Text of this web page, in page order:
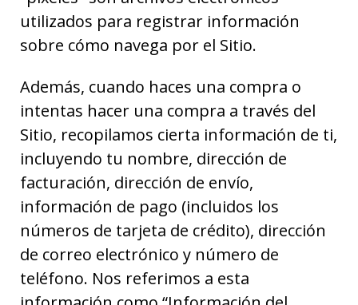
utilizados para registrar información
sobre cómo navega por el Sitio.
Además, cuando haces una compra o
intentas hacer una compra a través del
Sitio, recopilamos cierta información de ti,
incluyendo tu nombre, dirección de
facturación, dirección de envío,
información de pago (incluidos los
números de tarjeta de crédito), dirección
de correo electrónico y número de
teléfono. Nos referimos a esta